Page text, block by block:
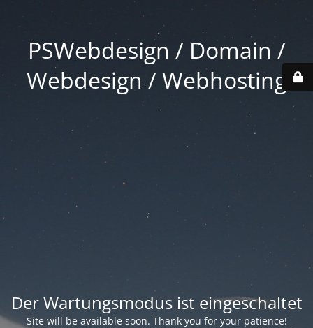
PSWebdesign / Domain /
Webdesign / Webhosting
Der Wartungsmodus ist eingeschaltet
Site will be available soon. Thank you for your patience!